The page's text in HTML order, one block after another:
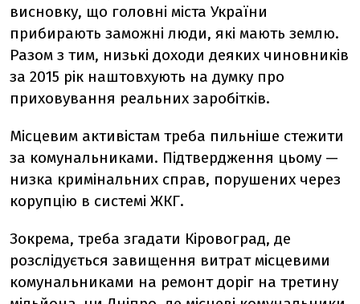
висновку, що головні міста України
прибирають заможні люди, які мають землю.
Разом з тим, низькі доходи деяких чиновників
за 2015 рік наштовхують на думку про
приховування реальних заробітків.
Місцевим активістам треба пильніше стежити
за комунальниками. Підтвердження цьому —
низка кримінальних справ, порушених через
корупцію в системі ЖКГ.
Зокрема, треба згадати Кіровоград, де
розслідується завищення витрат місцевими
комунальниками на ремонт доріг на третину